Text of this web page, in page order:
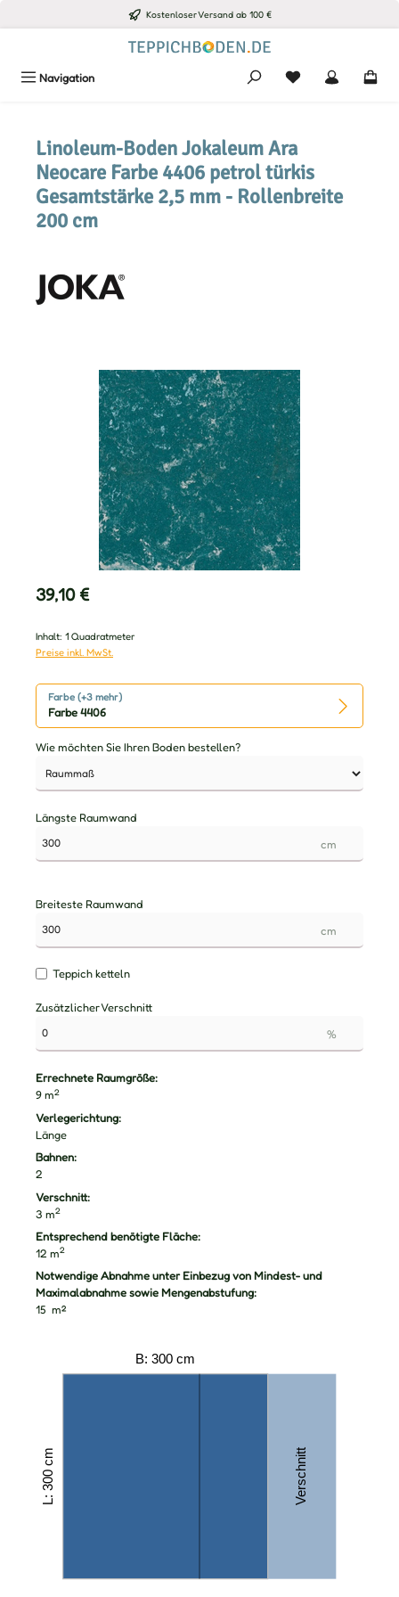
Zum Hauptinhalt springen Kostenloser Versand ab 100 €
Navigation Du hast 0
Linoleum-Boden Jokaleum Ara
Neocare Farbe 4406 petrol türkis
Gesamtstärke 2,5 mm - Rollenbreite
200 cm
Bildergalerie überspringen
Regulärer Preis:
39,10 €
Inhalt: 1 Quadratmeter
Preise inkl. MwSt.
Farbe (+3 mehr)
Farbe 4406
Wie möchten Sie Ihren Boden bestellen?
Längste Raumwand
cm
Breiteste Raumwand
cm
Teppich ketteln
Zusätzlicher Verschnitt
%
Errechnete Raumgröße:
9 m2
Verlegerichtung:
Länge
Bahnen:
2
Verschnitt:
3 m2
Entsprechend benötigte Fläche:
12 m2
Notwendige Abnahme unter Einbezug von Mindest- und
Maximalabnahme sowie Mengenabstufung:
15 m²
B: 300 cm
L: 300 cm Verschnitt